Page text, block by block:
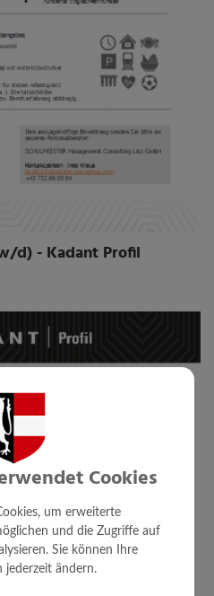
d) - Kadant Profil
Cookies
um erweiterte
und die Zugriffe auf
Sie können Ihre
jederzeit ändern.